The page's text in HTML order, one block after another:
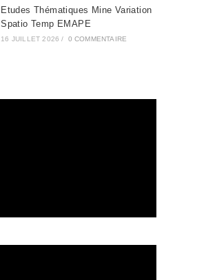
Etudes Thématiques Mine Variation
Spatio Temp EMAPE
16 JUILLET 2026 / 0 COMMENTAIRE